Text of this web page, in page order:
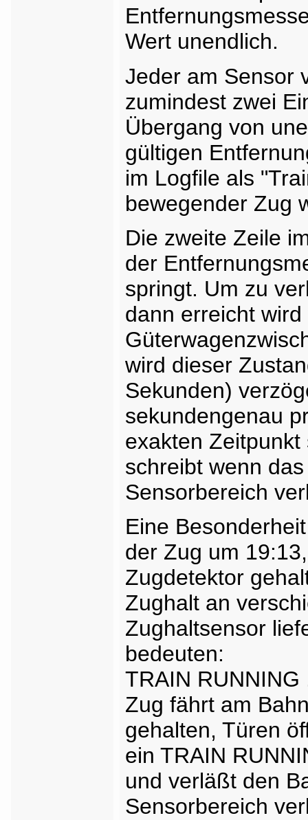
Wert unendlich.
Jeder am Sensor
zumindest zwei
Übergang von
gültigen
im Logfile als
bewegender Zug
Die zweite Zeile
der
springt. Um zu
dann erreicht
wird dieser
Sekunden)
sekundengenau
exakten
schreibt wenn
Sensorbereich
Eine
der Zug um
Zugdetektor
Zughalt an
Zughaltsensor
bedeuten:
TRAIN
Zug fährt am
gehalten, Türen
ein TRAIN
und verläßt den
Sensorbereich